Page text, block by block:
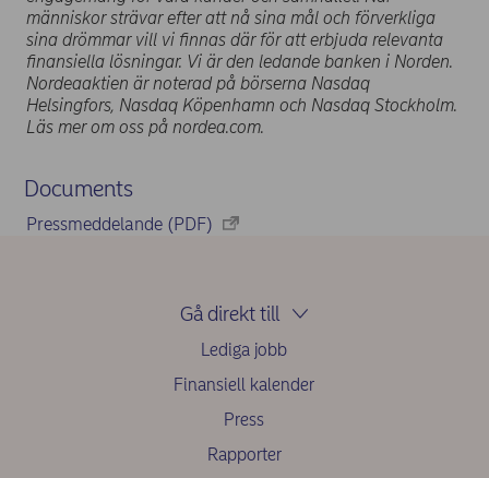
människor strävar efter att nå sina mål och förverkliga
sina drömmar vill vi finnas där för att erbjuda relevanta
finansiella lösningar. Vi är den ledande banken i Norden.
Nordeaaktien är noterad på börserna Nasdaq
Helsingfors, Nasdaq Köpenhamn och Nasdaq Stockholm.
Läs mer om oss på nordea.com.
Documents
Pressmeddelande (PDF)
Gå direkt till
Lediga jobb
Finansiell kalender
Press
Rapporter